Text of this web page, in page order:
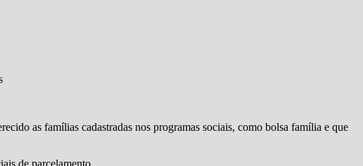
as famílias cadastradas nos programas sociais, como bolsa família e que